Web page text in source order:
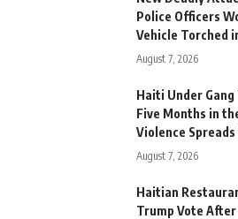
Police Officers
Vehicle Torched
August 7, 2026
Haiti Under
Five Months in
Violence
August 7, 2026
Haitian
Trump Vote After